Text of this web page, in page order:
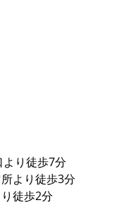
り徒歩7分
より徒歩3分
徒歩2分